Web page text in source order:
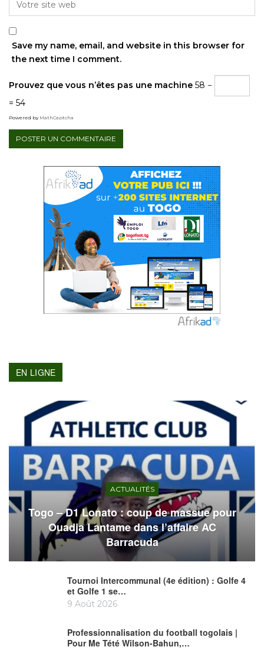
Save my name, email, and website in this browser for
the next time I comment.
Prouvez que vous n’êtes pas une machine 58 −
= 54
Powered by MathCaptcha
EN LIGNE
ACTUALITÉS
Togo – D1 Lonato : coup de massue pour
Ouadja Lantame dans l’affaire AC
Barracuda
Tournoi Intercommunal (4e édition) : Golfe 4
et Golfe 1 se…
9 Août 2026
Professionnalisation du football togolais |
Pour Me Tété Wilson-Bahun,…